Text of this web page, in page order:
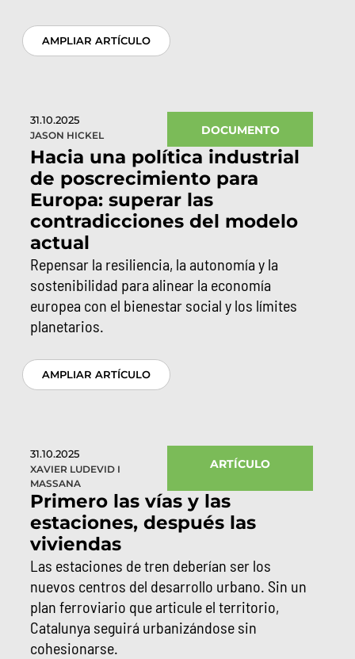
AMPLIAR ARTÍCULO
31.10.2025
JASON HICKEL DOCUMENTO
Hacia una política industrial
de poscrecimiento para
Europa: superar las
contradicciones del modelo
actual
Repensar la resiliencia, la autonomía y la
sostenibilidad para alinear la economía
europea con el bienestar social y los límites
planetarios.
AMPLIAR ARTÍCULO
31.10.2025
XAVIER LUDEVID I
MASSANA
ARTÍCULO
Primero las vías y las
estaciones, después las
viviendas
Las estaciones de tren deberían ser los
nuevos centros del desarrollo urbano. Sin un
plan ferroviario que articule el territorio,
Catalunya seguirá urbanizándose sin
cohesionarse.